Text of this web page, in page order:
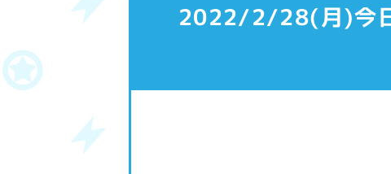
2022/2/28(月)今日